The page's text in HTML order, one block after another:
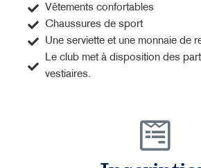
Vêtements confortables
Chaussures de sport
Une serviette et une monnaie de
Le club met à disposition des
vestiaires.